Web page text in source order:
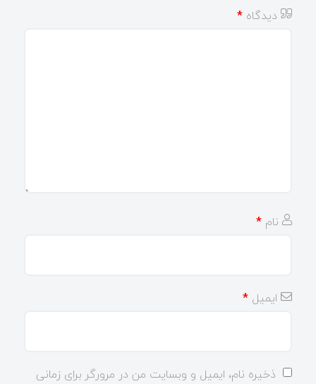
دیدگاه *
نام *
ایمیل *
ذخیره نام، ایمیل و وبسایت من در مرورگر برای زمانی